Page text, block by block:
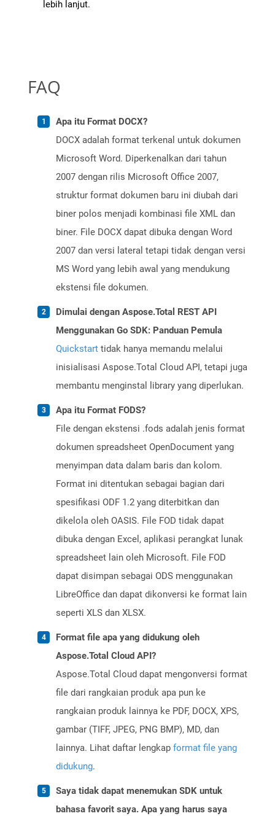
lebih lanjut.
FAQ
Apa itu Format DOCX?
DOCX adalah format terkenal untuk dokumen
Microsoft Word. Diperkenalkan dari tahun
2007 dengan rilis Microsoft Office 2007,
struktur format dokumen baru ini diubah dari
biner polos menjadi kombinasi file XML dan
biner. File DOCX dapat dibuka dengan Word
2007 dan versi lateral tetapi tidak dengan versi
MS Word yang lebih awal yang mendukung
ekstensi file dokumen.
Dimulai dengan Aspose.Total REST API
Menggunakan Go SDK: Panduan Pemula
Quickstart tidak hanya memandu melalui
inisialisasi Aspose.Total Cloud API, tetapi juga
membantu menginstal library yang diperlukan.
Apa itu Format FODS?
File dengan ekstensi .fods adalah jenis format
dokumen spreadsheet OpenDocument yang
menyimpan data dalam baris dan kolom.
Format ini ditentukan sebagai bagian dari
spesifikasi ODF 1.2 yang diterbitkan dan
dikelola oleh OASIS. File FOD tidak dapat
dibuka dengan Excel, aplikasi perangkat lunak
spreadsheet lain oleh Microsoft. File FOD
dapat disimpan sebagai ODS menggunakan
LibreOffice dan dapat dikonversi ke format lain
seperti XLS dan XLSX.
Format file apa yang didukung oleh
Aspose.Total Cloud API?
Aspose.Total Cloud dapat mengonversi format
file dari rangkaian produk apa pun ke
rangkaian produk lainnya ke PDF, DOCX, XPS,
gambar (TIFF, JPEG, PNG BMP), MD, dan
lainnya. Lihat daftar lengkap format file yang
didukung.
Saya tidak dapat menemukan SDK untuk
bahasa favorit saya. Apa yang harus saya